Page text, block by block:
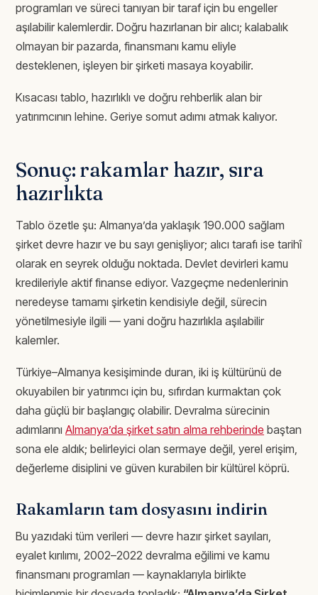
programları ve süreci tanıyan bir taraf için bu engeller
aşılabilir kalemlerdir. Doğru hazırlanan bir alıcı; kalabalık
olmayan bir pazarda, finansmanı kamu eliyle
desteklenen, işleyen bir şirketi masaya koyabilir.
Kısacası tablo, hazırlıklı ve doğru rehberlik alan bir
yatırımcının lehine. Geriye somut adımı atmak kalıyor.
Sonuç: rakamlar hazır, sıra
hazırlıkta
Tablo özetle şu: Almanya’da yaklaşık 190.000 sağlam
şirket devre hazır ve bu sayı genişliyor; alıcı tarafı ise tarihî
olarak en seyrek olduğu noktada. Devlet devirleri kamu
kredileriyle aktif finanse ediyor. Vazgeçme nedenlerinin
neredeyse tamamı şirketin kendisiyle değil, sürecin
yönetilmesiyle ilgili — yani doğru hazırlıkla aşılabilir
kalemler.
Türkiye–Almanya kesişiminde duran, iki iş kültürünü de
okuyabilen bir yatırımcı için bu, sıfırdan kurmaktan çok
daha güçlü bir başlangıç olabilir. Devralma sürecinin
adımlarını Almanya’da şirket satın alma rehberinde baştan
sona ele aldık; belirleyici olan sermaye değil, yerel erişim,
değerleme disiplini ve güven kurabilen bir kültürel köprü.
Rakamların tam dosyasını indirin
Bu yazıdaki tüm verileri — devre hazır şirket sayıları,
eyalet kırılımı, 2002–2022 devralma eğilimi ve kamu
finansmanı programları — kaynaklarıyla birlikte